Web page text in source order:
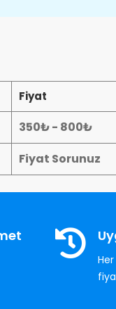
Fiyat
350₺ - 800₺
Fiyat Sorunuz